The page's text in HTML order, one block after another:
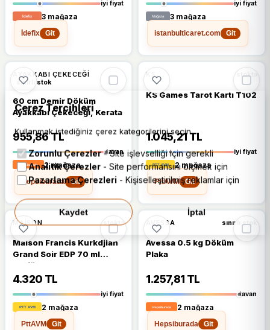
iyi fiyat
3 mağaza
İdefix
Git
iyi fiyat
3 mağaza
istanbulticaret.com
Git
AYAKKABI ÇEKECEĞI
sınırlı stok
60 cm Demir Döküm
Ayakkabı Çekeceği, Kerata
955,86 TL
tavan
2 mağaza
Hepsiburada
Git
KS stokta
KS Games Tarot Kartı T102
1.045,21 TL
iyi fiyat
2 mağaza
PttAVM
Git
MAISON stokta
Maison Francis Kurkdjian
Grand Soir EDP 70 ml
Parfüm
4.320 TL
iyi fiyat
2 mağaza
PttAVM
Git
AVESSA sınırlı stok
Avessa 0.5 kg Döküm
Plaka
1.257,81 TL
tavan
2 mağaza
Hepsiburada
Git
Çerez Tercihleri
Kullanmak istediğiniz çerez kategorilerini seçin.
Zorunlu Çerezler- Site işlevselliği için gerekli
Analitik Çerezler - Site performansını ölçmek için
Pazarlama Çerezleri - Kişiselleştirilmiş reklamlar için
Kaydet İptal